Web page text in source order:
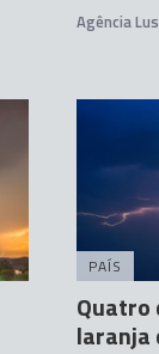
Agência
PAÍS
Quatro
laranja